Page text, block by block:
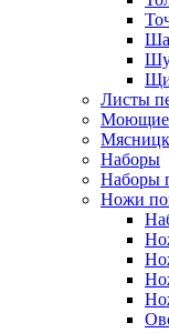
Листы
Моющие
Наборы
Наборы
Ножи